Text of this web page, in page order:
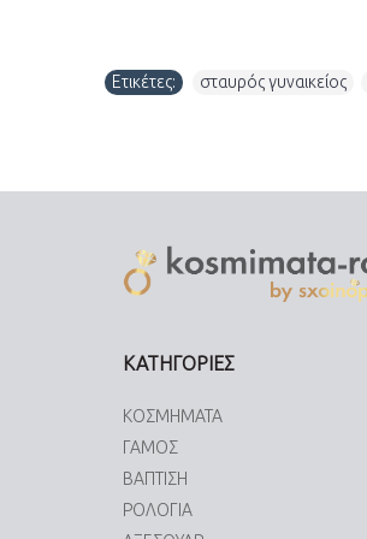
Ετικέτες: σταυρός γυναικείος
ΚΑΤΗΓΟΡΙΕΣ
ΚΟΣΜΗΜΑΤΑ
ΓΑΜΟΣ
ΒΑΠΤΙΣΗ
ΡΟΛΟΓΙΑ